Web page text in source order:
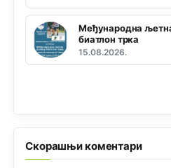
Међународна
биатлон трка
15.08.2026.
Скорашњи коментари